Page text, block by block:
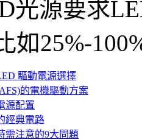
光源要求
如25%-
驅動電源選擇
的電機驅動方案
源配置
經典電路
需注意的9大問題